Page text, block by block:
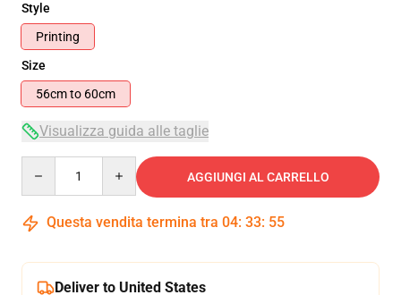
Style
Printing
Size
56cm to 60cm
Visualizza guida alle taglie
AGGIUNGI AL CARRELLO
Questa vendita termina tra 04: 33: 54
Deliver to United States